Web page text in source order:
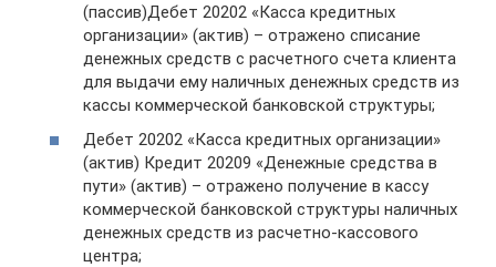
(пассив)Дебет 20202 «Касса кредитных
организации» (актив) – отражено списание
денежных средств с расчетного счета клиента
для выдачи ему наличных денежных средств из
кассы коммерческой банковской структуры;
Дебет 20202 «Касса кредитных организации»
(актив) Кредит 20209 «Денежные средства в
пути» (актив) – отражено получение в кассу
коммерческой банковской структуры наличных
денежных средств из расчетно-кассового
центра;